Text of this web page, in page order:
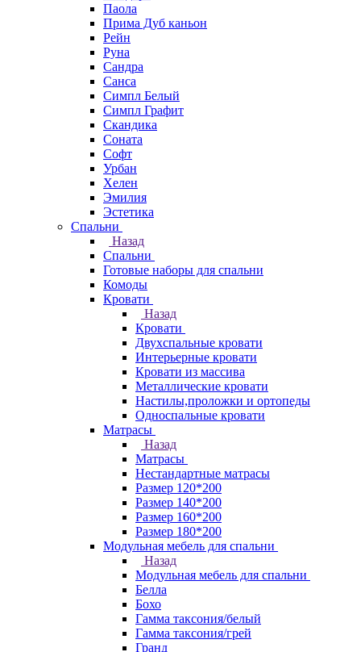
Паола
Прима Дуб каньон
Рейн
Руна
Сандра
Санса
Симпл Белый
Симпл Графит
Скандика
Соната
Софт
Урбан
Хелен
Эмилия
Эстетика
Спальни
Назад
Спальни
Готовые наборы для спальни
Комоды
Кровати
Назад
Кровати
Двухспальные кровати
Интерьерные кровати
Кровати из массива
Металлические кровати
Настилы,проложки и ортопеды
Односпальные кровати
Матрасы
Назад
Матрасы
Нестандартные матрасы
Размер 120*200
Размер 140*200
Размер 160*200
Размер 180*200
Модульная мебель для спальни
Назад
Модульная мебель для спальни
Белла
Бохо
Гамма таксония/белый
Гамма таксония/грей
Гранд